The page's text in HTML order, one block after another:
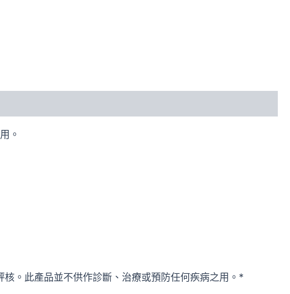
。
。此產品並不供作診斷、治療或預防任何疾病之用。*